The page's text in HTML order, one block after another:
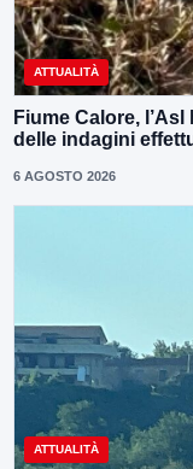
ATTUALITÀ
Fiume Calore,
delle indagini
6 AGOSTO 2026
ATTUALITÀ